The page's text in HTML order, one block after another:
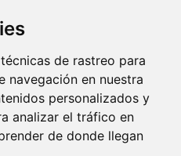
de rastreo para
navegación en nuestra
personalizados y
analizar el tráfico en
de donde llegan